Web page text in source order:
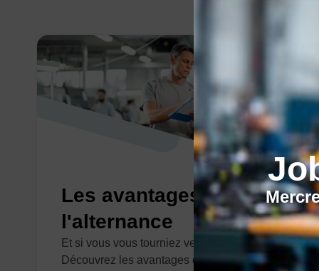
Les avantages de
l'alternance
Et si vous vous tourniez vers de l'alternance ?
Découvrez les avantages de ce contrat.